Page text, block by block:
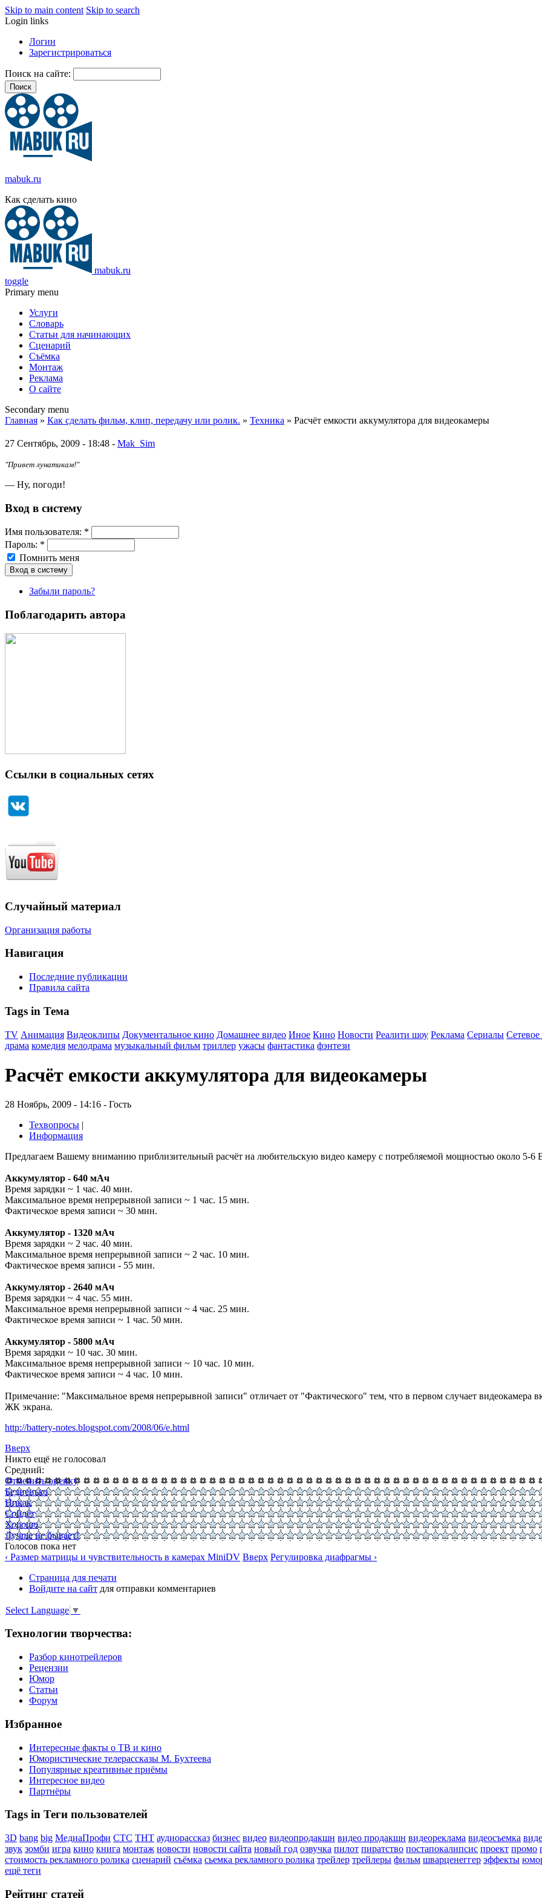
Skip to main content Skip to search
Login links
Логин
Зарегистрироваться
Поиск на сайте:
mabuk.ru
Как сделать кино
mabuk.ru
toggle
Primary menu
Услуги
Словарь
Статьи для начинающих
Сценарий
Съёмка
Монтаж
Реклама
О сайте
Secondary menu
Главная » Как сделать фильм, клип, передачу или ролик. » Техника » Расчёт eмкости аккумулятора для видеокамеры
27 Сентябрь, 2009 - 18:48 - Mak_Sim
"Привет лунатикам!"
— Ну, погоди!
Вход в систему
Имя пoльзовaтeля: *
Пароль: *
Помнить меня
Забыли пароль?
Поблагодарить автора
Ссылки в социальных сетях
Случайный материал
Организация работы
Навигация
Последние публикации
Правила сайта
Tags in Тема
TV Анимация Видеоклипы Документальное кино Домашнее видео Иное Кино Новости Реалити шоу Реклама Сериалы Сетевое
драма комедия мелодрама музыкальный фильм триллер ужасы фантастика фэнтези
Расчёт eмкости аккумулятора для видеокамеры
28 Ноябрь, 2009 - 14:16 - Гость
Техвопросы |
Информация
Предлагаем Вашему вниманию приблизительный расчёт на любительскую видео камеру с потребляемой мощностью около 5-6
Аккумулятор - 640 мАч
Время зарядки ~ 1 час. 40 мин.
Максимальное время непрерывной записи ~ 1 час. 15 мин.
Фактическое время записи ~ 30 мин.
Аккумулятор - 1320 мАч
Время зарядки ~ 2 час. 40 мин.
Максимальное время непрерывной записи ~ 2 час. 10 мин.
Фактическое время записи - 55 мин.
Аккумулятор - 2640 мАч
Время зарядки ~ 4 час. 55 мин.
Максимальное время непрерывной записи ~ 4 час. 25 мин.
Фактическое время записи ~ 1 час. 50 мин.
Аккумулятор - 5800 мАч
Время зарядки ~ 10 час. 30 мин.
Максимальное время непрерывной записи ~ 10 час. 10 мин.
Фактическое время записи ~ 4 час. 10 мин.
Примечание: "Максимальное время непрерывной записи" отличает от "Фактического" тем, что в первом случает видеокамера
ЖК экрана.
http://battery-notes.blogspot.com/2008/06/e.html
Вверх
Никто ещё не голосовал
Средний:
Отменить оценку
Бедненько
Никак
Сойдёт
Хорошо
Лучше не бывает!
Голосов пока нет
‹ Размер матрицы и чувствительность в камерах MiniDV Вверх Регулировка диафрагмы ›
Страница для печати
Войдите на сайт для отправки комментариев
Select Language ▼
Технологии творчества:
Разбор кинотрейлеров
Рецензии
Юмор
Статьи
Форум
Избранное
Интересные факты о ТВ и кино
Юмористические телерассказы М. Бухтеева
Популярные креативные приёмы
Интересное видео
Партнёры
Tags in Теги пользователей
3D bang big МедиаПрофи СТС ТНТ аудиорассказ бизнес видео видеопродакшн видео продакшн видеореклама видеосъемка
звук зомби игра кино книга монтаж новости новости сайта новый год озвучка пилот пиратство постапокалипсис проект промо
стоимость рекламного ролика сценарий съёмка сьемка рекламного ролика трейлер трейлеры фильм шварценеггер эффекты
ещё теги
Рейтинг статей